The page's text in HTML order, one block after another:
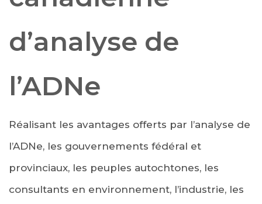
d’analyse de
l’ADNe
Réalisant les avantages offerts par l’analyse de
l’ADNe, les gouvernements fédéral et
provinciaux, les peuples autochtones, les
consultants en environnement, l’industrie, les